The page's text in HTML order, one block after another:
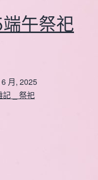
午祭祀
月, 2025
記 _ 祭祀